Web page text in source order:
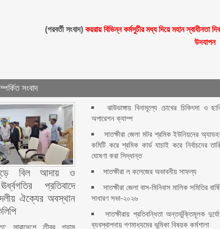
(পরবর্তী সংবাদ)কয়রায় বিভিন্ন কর্মসুচীর মধ্য দিয়ে মহান স্বাধীনতা
উদযাপন
সংবাদ
বিল আদায় ও
প্রতিবাদে
দলীয় ঐক্যের অবস্থান
ঝাউডাঙ্গায় বিনামূল্যে চোখের চিকিৎসা ও
অপারেশন ক্যাম্প
সাতক্ষীরা জেলা মটর শ্রমিক ইউনিয়নের
কমিটি করে শ্রমিক কার্ড যাচাই করে নির্বাচনের
ঘোষণা করা সিদ্ধান্ত
সাতক্ষীরা ল কলেজের অভাবনীয় সাফল্য
সাতক্ষীরা জেলা বাস-মিনিবাস মালিক সমিতির
সাধারণ সভা-২০২৬
সাতক্ষীরায় প্রতিবন্ধিতা অন্তর্ভুক্তিমূলক
ব্যবস্থাপনায় গণমাধ্যমের ভূমিকা বিষয়ক কর্মশালা